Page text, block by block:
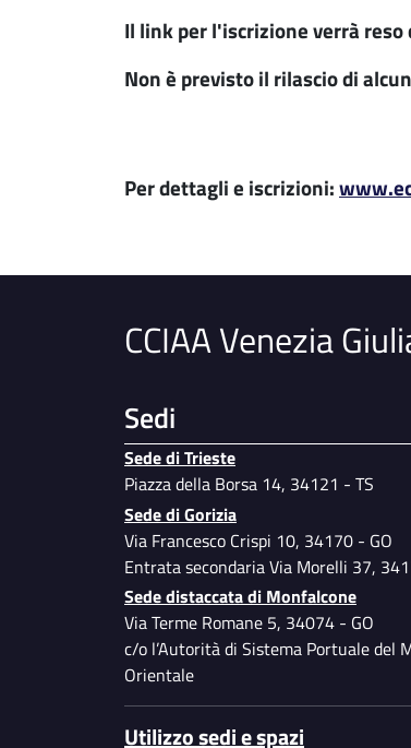
Il link per l'iscrizione verrà
Non è previsto il rilascio di
Per dettagli e iscrizioni:
CCIAA Venezia
Sedi
Sede di Trieste
Piazza della Borsa 14, 34121 - TS
Sede di Gorizia
Via Francesco Crispi 10, 34170 - GO
Entrata secondaria Via Morelli 37,
Sede distaccata di Monfalcone
Via Terme Romane 5, 34074 - GO
c/o l’Autorità di Sistema Portuale del
Orientale
Utilizzo sedi e spazi